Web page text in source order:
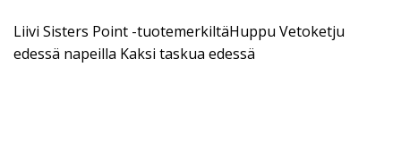
Liivi Sisters Point -tuotemerkiltäHuppu Vetoketju
edessä napeilla Kaksi taskua edessä